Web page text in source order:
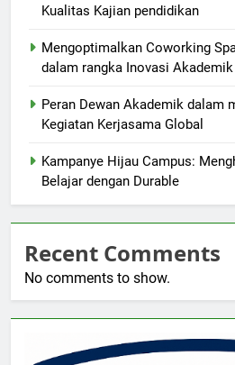
Kualitas Kajian pendidikan
Mengoptimalkan Coworking
dalam rangka Inovasi Akademik
Peran Dewan Akademik dalam
Kegiatan Kerjasama Global
Kampanye Hijau Campus:
Belajar dengan Durable
Recent Comments
No comments to show.